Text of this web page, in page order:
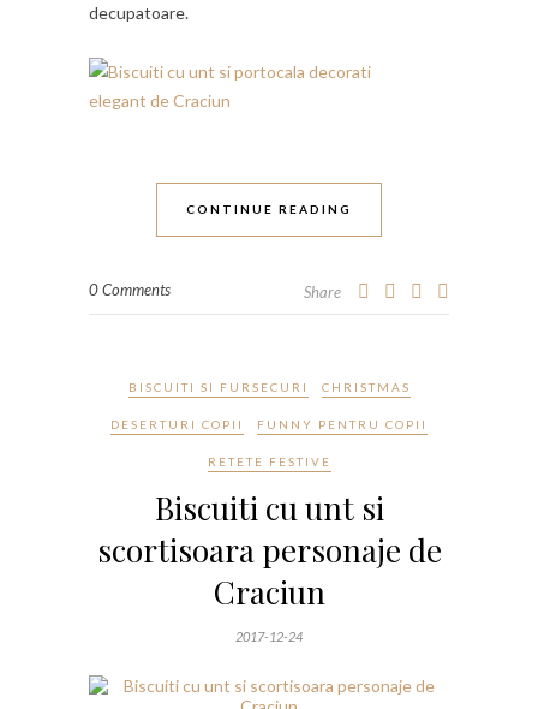
decupatoare.
CONTINUE READING
0 Comments Share
BISCUITI SI FURSECURI CHRISTMAS
DESERTURI COPII FUNNY PENTRU COPII
RETETE FESTIVE
Biscuiti cu unt si
scortisoara personaje de
Craciun
2017-12-24